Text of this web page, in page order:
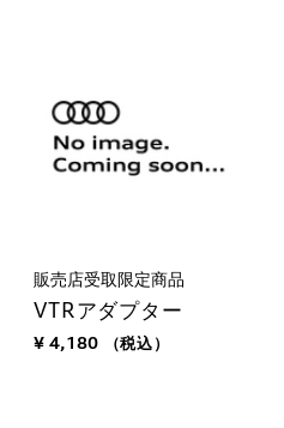
販売店受取限定商品
VTRアダプター
¥ 4,180 （税込）